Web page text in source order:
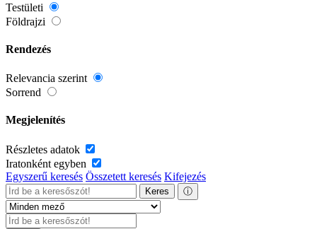
Testületi
Földrajzi
Rendezés
Relevancia szerint
Sorrend
Megjelenítés
Részletes adatok
Iratonként egyben
Egyszerű keresés Összetett keresés Kifejezés
Keres ⓘ